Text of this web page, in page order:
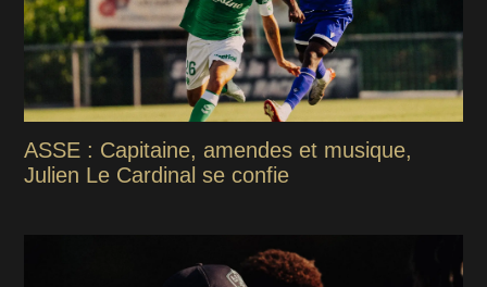
ASSE : Capitaine, amendes et musique,
Julien Le Cardinal se confie